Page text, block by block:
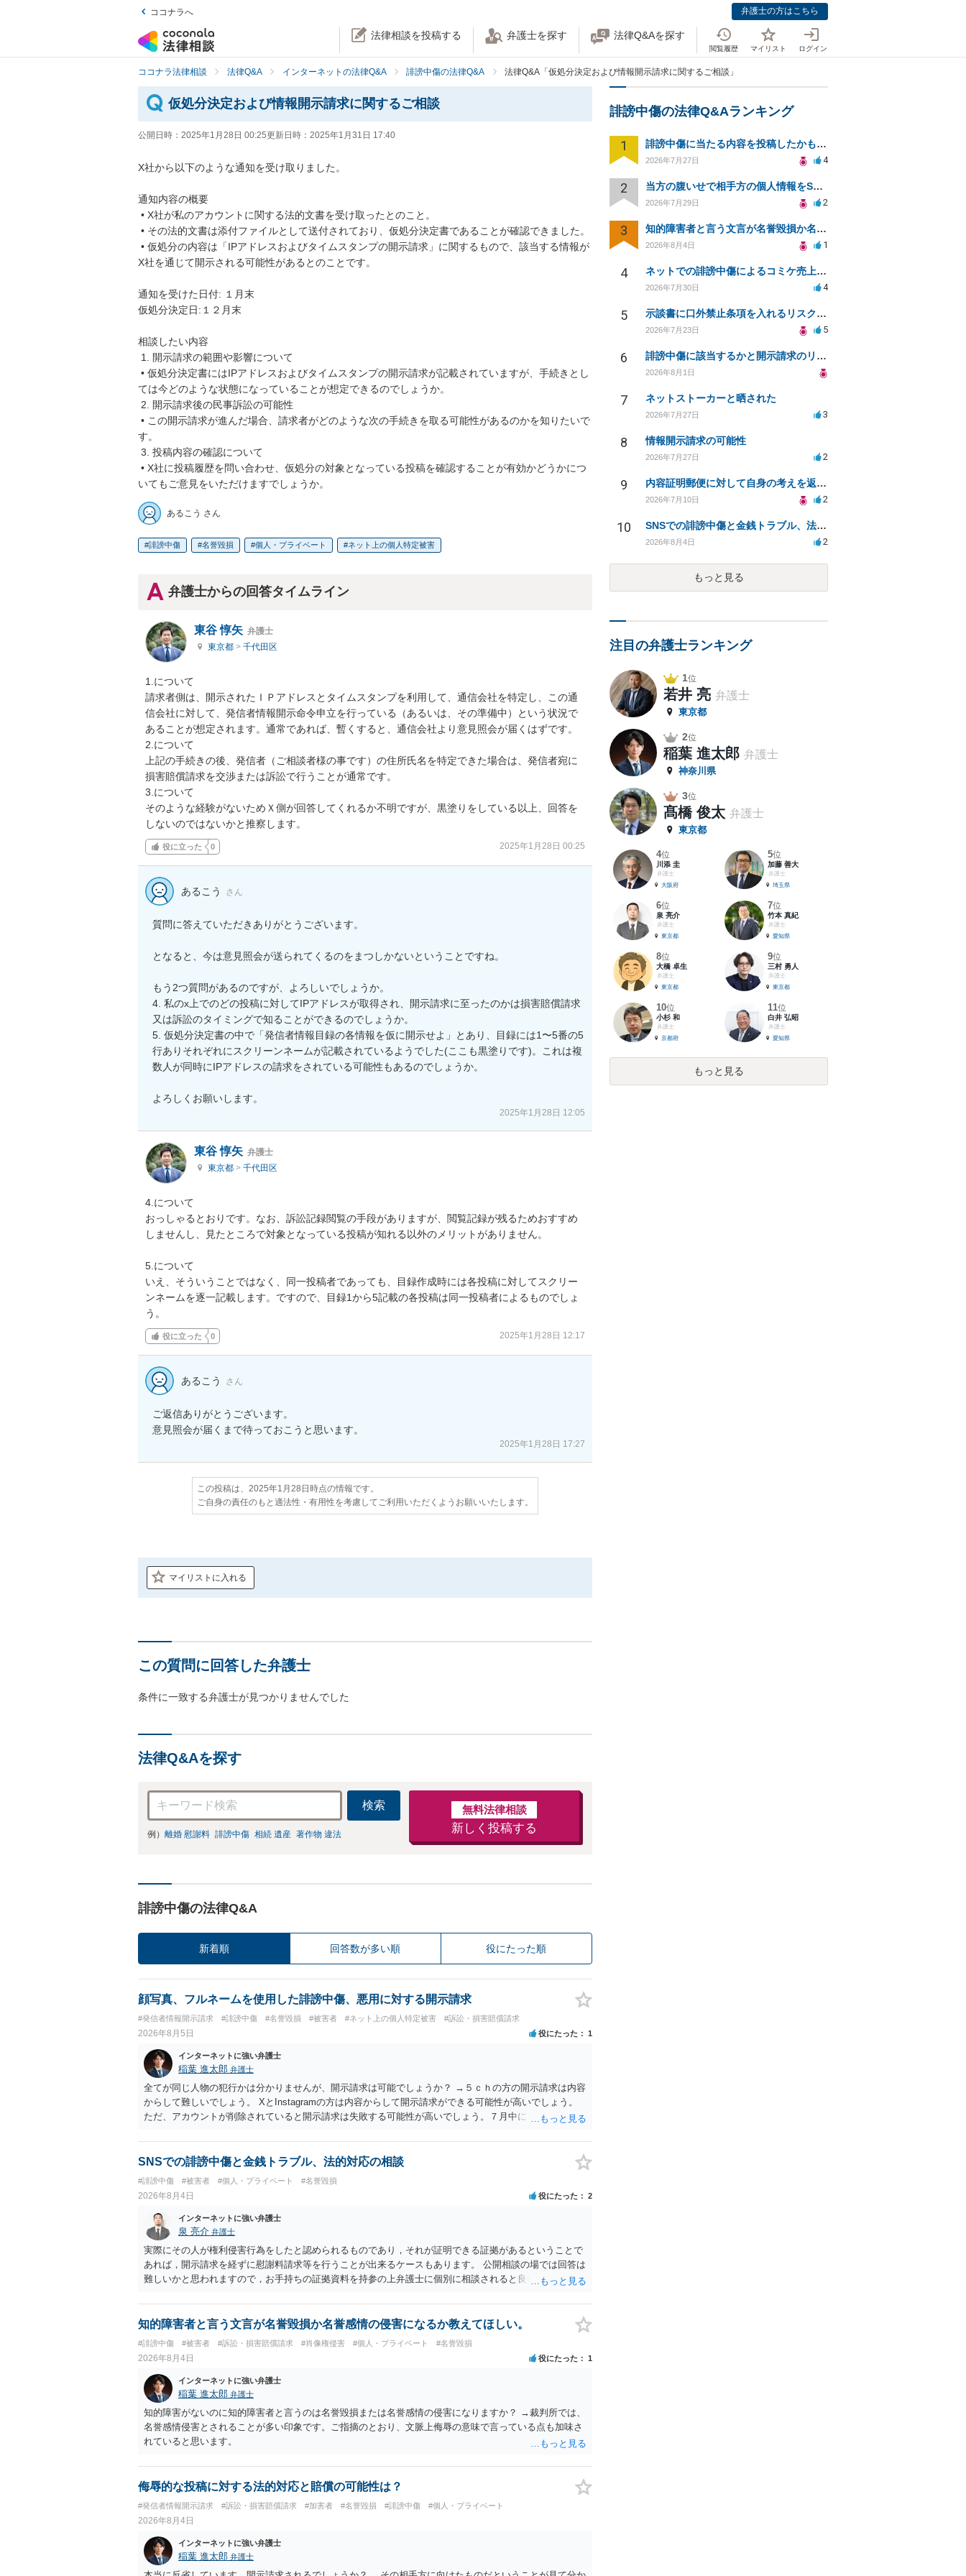
ココナラへ 弁護士の方はこちら
法律相談を投稿する 弁護士を探す 法律Q&Aを探す
閲覧履歴 マイリスト ログイン
ココナラ法律相談 法律Q&A インターネットの法律Q&A 誹謗中傷の法律Q&A 法律Q&A「仮処分決定および情報開示請求に関するご相談」
仮処分決定および情報開示請求に関するご相談
公開日時： 2025年1月28日 00:25更新日時： 2025年1月31日 17:40
X社から以下のような通知を受け取りました。
通知内容の概要
X社を通じて開示される可能性があるとのことです。
通知を受けた日付: １月末
仮処分決定日:１２月末
相談したい内容
ては今どのような状態になっていることが想定できるのでしょうか。
す。
いてもご意見をいただけますでしょうか。
あるこう さん
誹謗中傷 名誉毀損 個人・プライベート ネット上の個人特定被害
弁護士からの回答タイムライン
東谷 惇矢 弁護士
東京都 > 千代田区
1.について
請求者側は、開示されたＩＰアドレスとタイムスタンプを利用して、通信会社を特定し、この通
信会社に対して、発信者情報開示命令申立を行っている（あるいは、その準備中）という状況で
あることが想定されます。通常であれば、暫くすると、通信会社より意見照会が届くはずです。
2.について
上記の手続きの後、発信者（ご相談者様の事です）の住所氏名を特定できた場合は、発信者宛に
損害賠償請求を交渉または訴訟で行うことが通常です。
3.について
そのような経験がないためＸ側が回答してくれるか不明ですが、黒塗りをしている以上、回答を
しないのではないかと推察します。
役に立った 0 2025年1月28日 00:25
あるこう さん
質問に答えていただきありがとうございます。
となると、今は意見照会が送られてくるのをまつしかないということですね。
もう2つ質問があるのですが、よろしいでしょうか。
4. 私のx上でのどの投稿に対してIPアドレスが取得され、開示請求に至ったのかは損害賠償請求
又は訴訟のタイミングで知ることができるのでしょうか。
5. 仮処分決定書の中で「発信者情報目録の各情報を仮に開示せよ」とあり、目録には1〜5番の5
行ありそれぞれにスクリーンネームが記載されているようでした(ここも黒塗りです)。これは複
数人が同時にIPアドレスの請求をされている可能性もあるのでしょうか。
よろしくお願いします。
2025年1月28日 12:05
東谷 惇矢 弁護士
東京都 > 千代田区
4.について
おっしゃるとおりです。なお、訴訟記録閲覧の手段がありますが、閲覧記録が残るためおすすめ
しませんし、見たところで対象となっている投稿が知れる以外のメリットがありません。
5.について
いえ、そういうことではなく、同一投稿者であっても、目録作成時には各投稿に対してスクリー
ンネームを逐一記載します。ですので、目録1から5記載の各投稿は同一投稿者によるものでしょ
う。
役に立った 0 2025年1月28日 12:17
あるこう さん
ご返信ありがとうございます。
意見照会が届くまで待っておこうと思います。
2025年1月28日 17:27
この投稿は、2025年1月28日時点の情報です。
ご自身の責任のもと適法性・有用性を考慮してご利用いただくようお願いいたします。
マイリストに入れる
この質問に回答した弁護士
条件に一致する弁護士が見つかりませんでした
法律Q&Aを探す
検索
例） 離婚 慰謝料 誹謗中傷 相続 遺産 著作物 違法
無料法律相談
新しく投稿する
誹謗中傷の法律Q&A
新着順 回答数が多い順 役にたった順
顔写真、フルネームを使用した誹謗中傷、悪用に対する開示請求
#発信者情報開示請求 #誹謗中傷 #名誉毀損 #被害者 #ネット上の個人特定被害 #訴訟・損害賠償請求
2026年8月5日 役にたった 1
インターネットに強い弁護士
稲葉 進太郎 弁護士
全てが同じ人物の犯行かは分かりませんが、開示請求は可能でしょうか？ →５ｃｈの方の開示請求は内容
からして難しいでしょう。 XとInstagramの方は内容からして開示請求ができる可能性が高いでしょう。
ただ、アカウントが削除されていると開示請求は失敗する可能性が高いでしょう。７月中にアカウントが
相手に全ての弁護士費用を負担させることは可能でしょうか？ →訴訟外の交渉で相手方が認めれば負担さ
せることができるでしょう。訴訟で判決となった場合は、実際の弁護士費用が認められる場合と認められ
SNSでの誹謗中傷と金銭トラブル、法的対応の相談
#誹謗中傷 #被害者 #個人・プライベート #名誉毀損
2026年8月4日 役にたった 2
インターネットに強い弁護士
泉 亮介 弁護士
実際にその人が権利侵害行為をしたと認められるものであり，それが証明できる証拠があるということで
あれば，開示請求を経ずに慰謝料請求等を行うことが出来るケースもあります。 公開相談の場では回答は
難しいかと思われますので，お手持ちの証拠資料を持参の上弁護士に個別に相談されると良いでしょう。
知的障害者と言う文言が名誉毀損か名誉感情の侵害になるか教えてほしい。
#誹謗中傷 #被害者 #訴訟・損害賠償請求 #肖像権侵害 #個人・プライベート #名誉毀損
2026年8月4日 役にたった 1
インターネットに強い弁護士
稲葉 進太郎 弁護士
知的障害がないのに知的障害者と言うのは名誉毀損または名誉感情の侵害になりますか？ →裁判所では、
名誉感情侵害とされることが多い印象です。ご指摘のとおり、文脈上侮辱の意味で言っている点も加味さ
れていると思います。
侮辱的な投稿に対する法的対応と賠償の可能性は？
#発信者情報開示請求 #訴訟・損害賠償請求 #加害者 #名誉毀損 #誹謗中傷 #個人・プライベート
2026年8月4日
インターネットに強い弁護士
稲葉 進太郎 弁護士
誹謗中傷の法律Q&Aランキング
1 誹謗中傷に当たる内容を投稿したかもしれない。開示請求や民事刑事裁判に発展しうるのか教えて欲しい。
2026年7月27日 4
2 当方の腹いせで相手方の個人情報をSNSで晒してしまい名誉毀損させてしまったかもしれない
2026年7月29日 2
3 知的障害者と言う文言が名誉毀損か名誉感情の侵害になるか教えてほしい。
2026年8月4日 1
4 ネットでの誹謗中傷によるコミケ売上減少、損害賠償は可能か？
2026年7月30日 4
5 示談書に口外禁止条項を入れるリスクはありますか？
2026年7月23日 5
6 誹謗中傷に該当するかと開示請求のリスクを知りたい
2026年8月1日
7 ネットストーカーと晒された
2026年7月27日 3
8 情報開示請求の可能性
2026年7月27日 2
9 内容証明郵便に対して自身の考えを返答しなければなりませんか？
2026年7月10日 2
10 SNSでの誹謗中傷と金銭トラブル、法的対応の相談
2026年8月4日 2
もっと見る
注目の弁護士ランキング
1位
若井 亮 弁護士
東京都
2位
稲葉 進太郎 弁護士
神奈川県
3位
髙橋 俊太 弁護士
東京都
4位
川添 圭
弁護士
大阪府
5位
加藤 善大
弁護士
埼玉県
6位
泉 亮介
弁護士
東京都
7位
竹本 真紀
弁護士
愛知県
8位
大橋 卓生
弁護士
東京都
9位
三村 勇人
弁護士
東京都
10位
小杉 和
弁護士
京都府
11位
白井 弘昭
弁護士
愛知県
もっと見る